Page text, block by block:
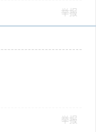
举报
举报